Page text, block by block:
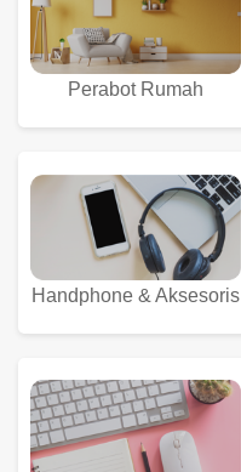
Perabot Rumah
Handphone & Aksesoris